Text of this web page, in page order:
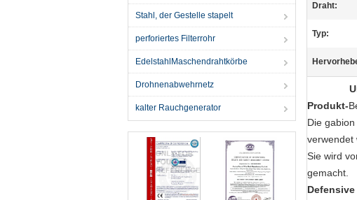
Stahl, der Gestelle stapelt
perforiertes Filterrohr
EdelstahlMaschendrahtkörbe
Drohnenabwehrnetz
kalter Rauchgenerator
Draht:
Typ:
Produkt-
Die gabion
verwendet
Sie wird
gemacht.